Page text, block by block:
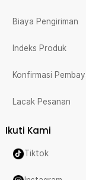
Biaya Pengiriman
Indeks Produk
Konfirmasi
Lacak Pesanan
Ikuti Kami
Tiktok